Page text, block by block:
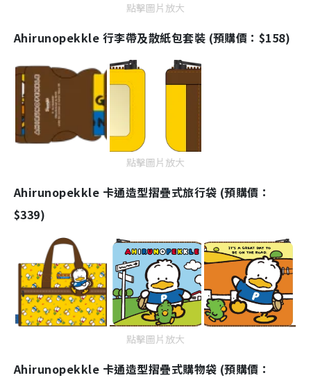
點擊圖片放大
Ahirunopekkle 行李帶及散紙包套裝 (預購價：$158)
點擊圖片放大
Ahirunopekkle 卡通造型摺疊式旅行袋 (預購價：
$339)
點擊圖片放大
Ahirunopekkle 卡通造型摺疊式購物袋 (預購價：